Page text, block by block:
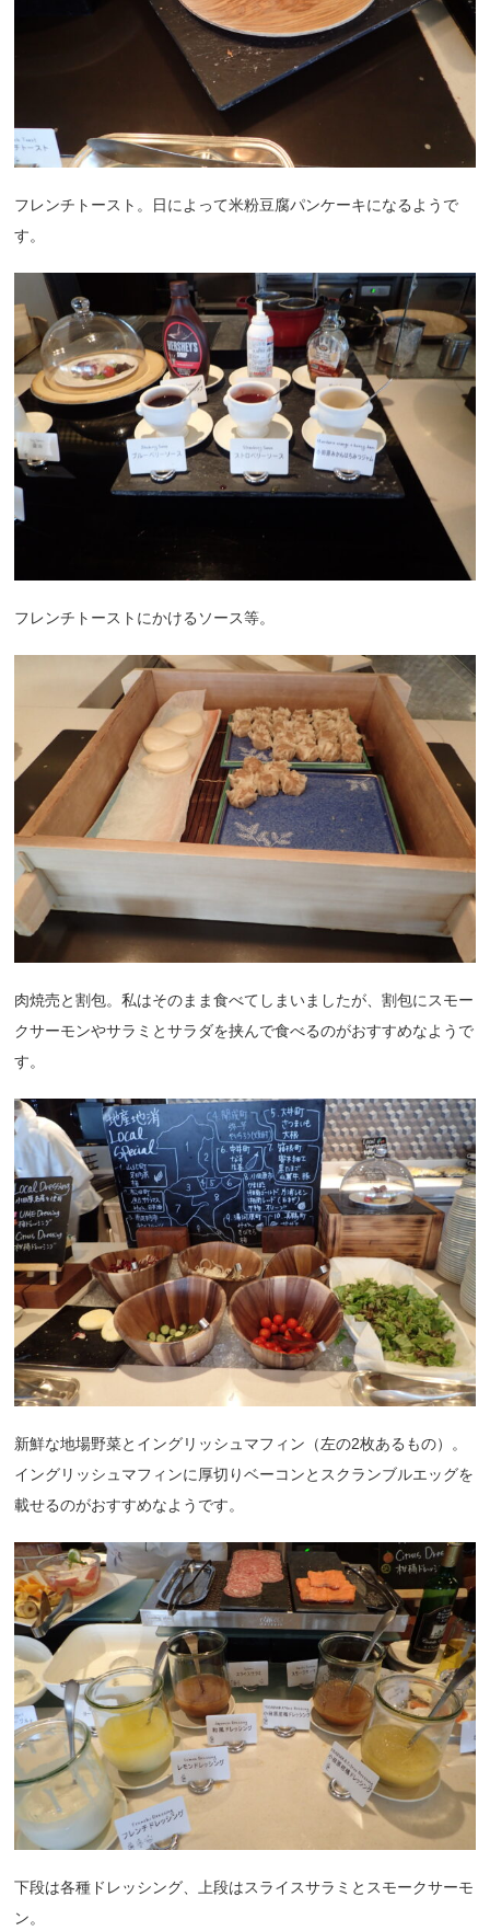
フレンチトースト。日によって米粉豆腐パンケーキになるようで
す。
フレンチトーストにかけるソース等。
肉焼売と割包。私はそのまま食べてしまいましたが、割包にスモー
クサーモンやサラミとサラダを挟んで食べるのがおすすめなようで
す。
新鮮な地場野菜とイングリッシュマフィン（左の2枚あるもの）。
イングリッシュマフィンに厚切りベーコンとスクランブルエッグを
載せるのがおすすめなようです。
下段は各種ドレッシング、上段はスライスサラミとスモークサーモ
ン。